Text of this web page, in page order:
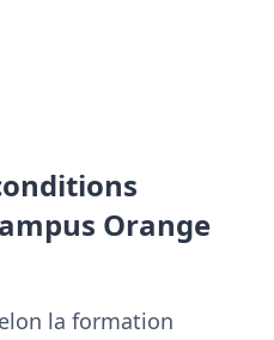
Orange
la formation